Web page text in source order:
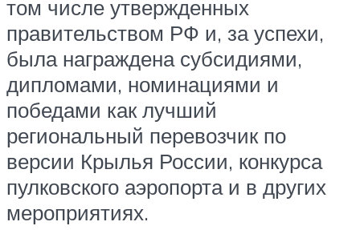
том числе утвержденных
правительством РФ и, за успехи,
была награждена субсидиями,
дипломами, номинациями и
победами как лучший
региональный перевозчик по
версии Крылья России, конкурса
пулковского аэропорта и в других
мероприятиях.